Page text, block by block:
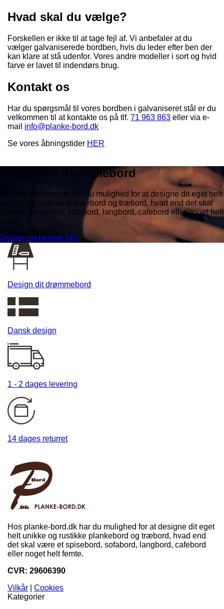
Hvad skal du vælge?
Forskellen er ikke til at tage fejl af. Vi anbefaler at du
vælger galvaniserede bordben, hvis du leder efter ben der
kan klare at stå udenfor. Vores andre modeller i sort og hvid
farve er lavet til indendørs brug.
Kontakt os
Har du spørgsmål til vores bordben i galvaniseret stål er du
velkommen til at kontakte os på tlf. 71 963 863 eller via e-
mail info@planke-bord.dk
Se vores åbningstider HER
Design dit drømmebord
Hos planke-bord.dk har du mulighed for at designe dit eget helt
unikke og rustikke plankebord og træbord, hvad end det skal
være et spisebord, sofabord, langbord, cafebord eller noget helt
femte.
Design og beregn her
Design dit drømmebord
Dansk design
1 - 2 dages levering
14 dages returret
Hos planke-bord.dk har du mulighed for at designe dit eget
helt unikke og rustikke plankebord og træbord, hvad end
det skal være et spisebord, sofabord, langbord, cafebord
eller noget helt femte.
CVR: 29606390
Vilkår
Cookies
Kategorier